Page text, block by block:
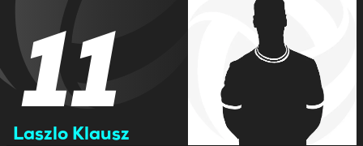
11
Laszlo Klausz